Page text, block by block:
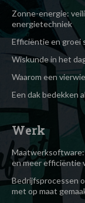
Zonne-energie:
energietechniek
Efficiëntie en groei
Wiskunde in het
Waarom een
Een dak bedekken
Werk
en meer efficiëntie
Bedrijfsprocessen
met op maat